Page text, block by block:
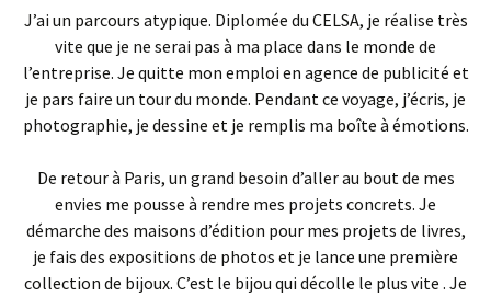
J’ai un parcours atypique. Diplomée du CELSA, je réalise très
vite que je ne serai pas à ma place dans le monde de
l’entreprise. Je quitte mon emploi en agence de publicité et
je pars faire un tour du monde. Pendant ce voyage, j’écris, je
photographie, je dessine et je remplis ma boîte à émotions.
De retour à Paris, un grand besoin d’aller au bout de mes
envies me pousse à rendre mes projets concrets. Je
démarche des maisons d’édition pour mes projets de livres,
je fais des expositions de photos et je lance une première
collection de bijoux. C’est le bijou qui décolle le plus vite . Je